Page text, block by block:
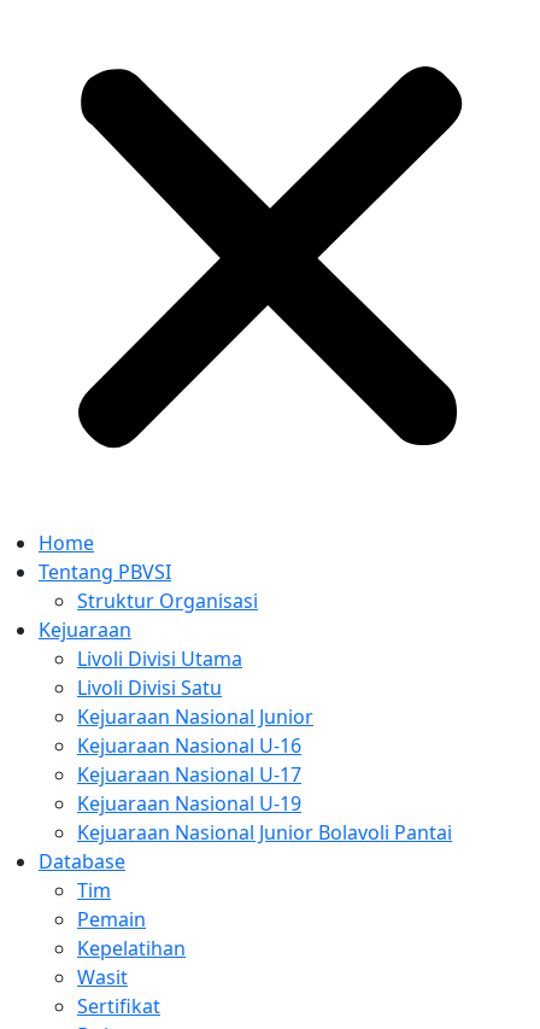
Home
Tentang PBVSI
Struktur Organisasi
Kejuaraan
Livoli Divisi Utama
Livoli Divisi Satu
Kejuaraan Nasional Junior
Kejuaraan Nasional U-16
Kejuaraan Nasional U-17
Kejuaraan Nasional U-19
Kejuaraan Nasional Junior Bolavoli Pantai
Database
Tim
Pemain
Kepelatihan
Wasit
Sertifikat